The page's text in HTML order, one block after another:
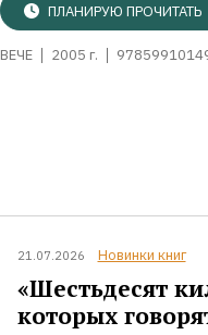
ПЛАНИРУЮ ПРОЧИТАТЬ
ВЕЧЕ 2005 г.
21.07.2026 Новинки книг
«Шестьдесят
которых